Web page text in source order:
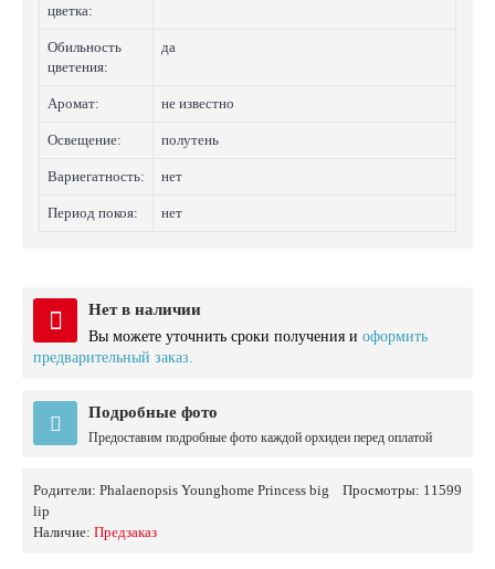
цветка:
Обильность
цветения:
да
Аромат: не известно
Освещение: полутень
Вариегатность: нет
Период покоя: нет
Нет в наличии
Вы можете уточнить сроки получения и оформить
предварительный заказ.
Подробные фото
Предоставим подробные фото каждой орхидеи перед оплатой
Просмотры: 11599
Родители: Phalaenopsis Younghome Princess big
lip
Наличие: Предзаказ